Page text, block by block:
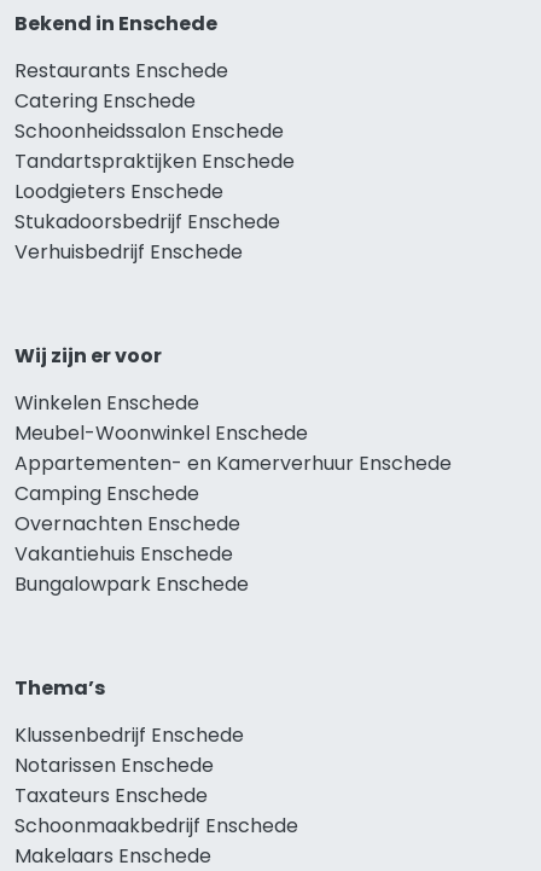
Bekend in Enschede
Restaurants Enschede
Catering Enschede
Schoonheidssalon Enschede
Tandartspraktijken Enschede
Loodgieters Enschede
Stukadoorsbedrijf Enschede
Verhuisbedrijf Enschede
Wij zijn er voor
Winkelen Enschede
Meubel-Woonwinkel Enschede
Appartementen- en Kamerverhuur Enschede
Camping Enschede
Overnachten Enschede
Vakantiehuis Enschede
Bungalowpark Enschede
Thema’s
Klussenbedrijf Enschede
Notarissen Enschede
Taxateurs Enschede
Schoonmaakbedrijf Enschede
Makelaars Enschede